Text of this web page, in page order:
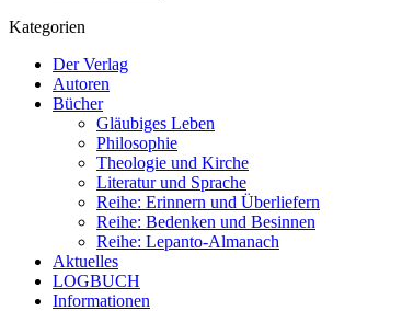
Kategorien
Der Verlag
Autoren
Bücher
Gläubiges Leben
Philosophie
Theologie und Kirche
Literatur und Sprache
Reihe: Erinnern und Überliefern
Reihe: Bedenken und Besinnen
Reihe: Lepanto-Almanach
Aktuelles
LOGBUCH
Informationen